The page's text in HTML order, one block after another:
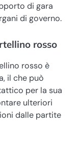
di gara
di governo.
rosso
rosso è
il che può
per la sua
ulteriori
dalle partite